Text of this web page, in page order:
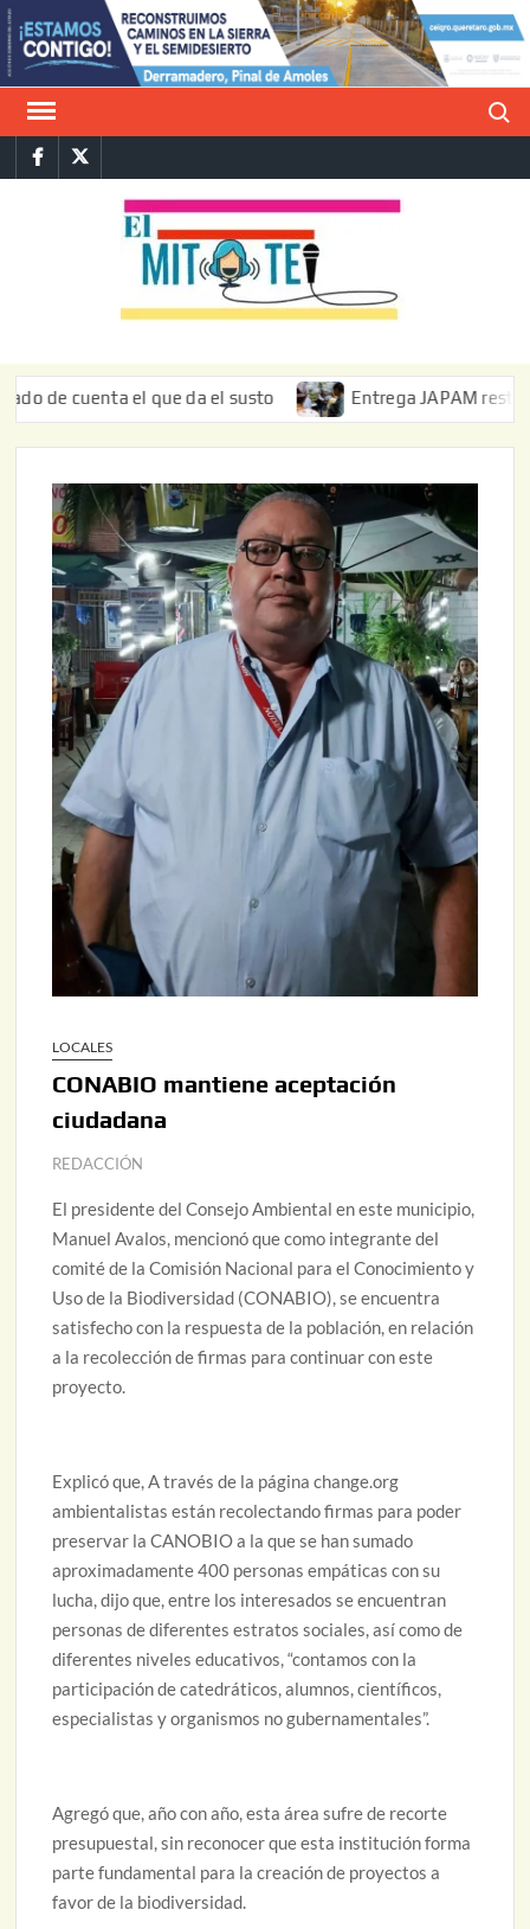
Saltar
al
contenido
FacebookTwitter
el que da el susto Entrega JAPAM restauración
LOCALES
CONABIO mantiene aceptación
ciudadana
REDACCIÓN
El presidente del Consejo Ambiental en este municipio,
Manuel Avalos, mencionó que como integrante del
comité de la Comisión Nacional para el Conocimiento y
Uso de la Biodiversidad (CONABIO), se encuentra
satisfecho con la respuesta de la población, en relación
a la recolección de firmas para continuar con este
proyecto.
Explicó que, A través de la página change.org
ambientalistas están recolectando firmas para poder
preservar la CANOBIO a la que se han sumado
aproximadamente 400 personas empáticas con su
lucha, dijo que, entre los interesados se encuentran
personas de diferentes estratos sociales, así como de
diferentes niveles educativos, “contamos con la
participación de catedráticos, alumnos, científicos,
especialistas y organismos no gubernamentales”.
Agregó que, año con año, esta área sufre de recorte
presupuestal, sin reconocer que esta institución forma
parte fundamental para la creación de proyectos a
favor de la biodiversidad.